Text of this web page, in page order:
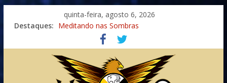
quinta-feira, agosto 6, 2026
Destaques:
Imaginação na Cura
Meditando nas Sombras
Autosuficiência: A Jornada do Espírito Ancestral
Xamanismo Universal
Totens – Caminho Espiritual – Crescimento